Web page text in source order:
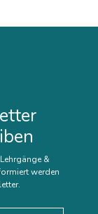
&
werden